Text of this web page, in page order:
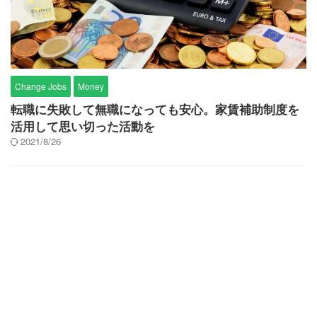
Change Jobs Money
転職に失敗して無職になっても安心。家賃補助制度を
活用して思い切った活動を
2021/8/26